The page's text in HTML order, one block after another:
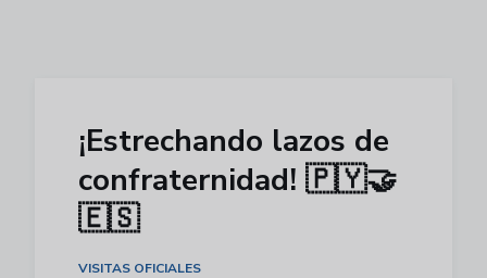
¡Estrechando lazos de
confraternidad! 🇵🇾🤝
🇪🇸
VISITAS OFICIALES